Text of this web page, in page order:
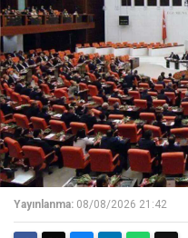
Yayınlanma: 08/08/2026 21:42